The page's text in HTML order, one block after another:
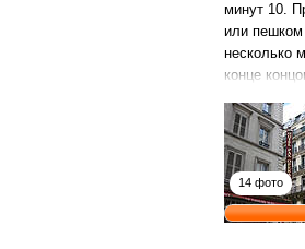
минут 10.
или пешком
несколько
конце
14 фото